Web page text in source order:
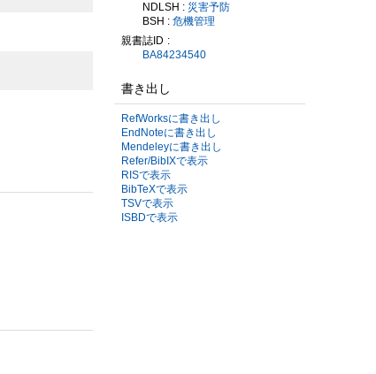
NDLSH : 災害予防
BSH : 危機管理
親書誌ID
BA84234540
書き出し
RefWorksに書き出し
EndNoteに書き出し
Mendeleyに書き出し
Refer/BibIXで表示
RISで表示
BibTeXで表示
TSVで表示
ISBDで表示